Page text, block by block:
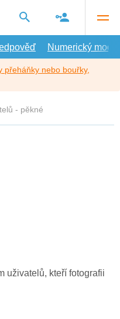
Numerický model
nebo bouřky,
- pěkné
uživatelů, kteří fotografii